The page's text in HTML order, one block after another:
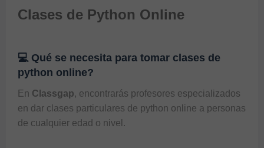
Clases de Python Online
💻 Qué se necesita para tomar clases de
python online?
En Classgap, encontrarás profesores especializados
en dar clases particulares de python online a personas
de cualquier edad o nivel.